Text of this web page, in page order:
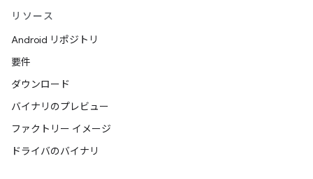
リソース
Android リポジトリ
要件
ダウンロード
バイナリのプレビュー
ファクトリー イメージ
ドライバのバイナリ